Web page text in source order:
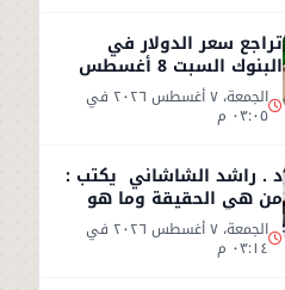
تراجع سعر الدولار في
البنوك السبت 8 أغسطس
2026.. استقرار عند 49.71
جنيه الجمعة، ٧ أغسطس ٢٠٢٦ في
٠٣:٠٥ م
د . راشد الشاشاني يكتب :
من هي الحقيقة وما هو
الكذب الجمعة، ٧ أغسطس ٢٠٢٦ في
٠٣:١٤ م